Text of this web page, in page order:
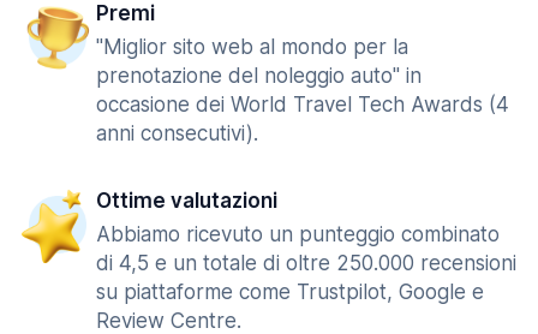
Premi
"Miglior sito web al mondo per la
prenotazione del noleggio auto" in
occasione dei World Travel Tech Awards (4
anni consecutivi).
Ottime valutazioni
Abbiamo ricevuto un punteggio combinato
di 4,5 e un totale di oltre 250.000 recensioni
su piattaforme come Trustpilot, Google e
Review Centre.